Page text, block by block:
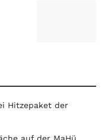
Hitzepaket der
auf der MaHü